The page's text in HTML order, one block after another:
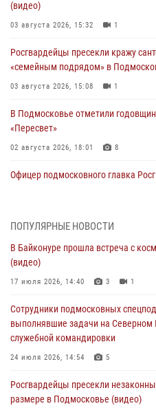
(видео)
03 августа 2026, 15:32 1
Росгвардейцы пресекли кражу
«семейным подрядом» в
03 августа 2026, 15:08 1
В Подмосковье отметили
«Пересвет»
02 августа 2026, 18:01 8
Офицер подмосковного главка
крупную сумму в Подмосковье
31 июля 2026, 13:00
действиях в Подмосковье (видео)
31 июля 2026, 09:00
В Главном управлении Росгвардии
образования региональной
войск правопорядка (видео)
ПОПУЛЯРНЫЕ НОВОСТИ
В Байконуре прошла встреча с
(видео)
17 июля 2026, 14:40 3 1
Сотрудники подмосковных
выполнявшие задачи на Северном
служебной командировки
24 июля 2026, 14:54 5
Росгвардейцы пресекли
размере в Подмосковье (видео)